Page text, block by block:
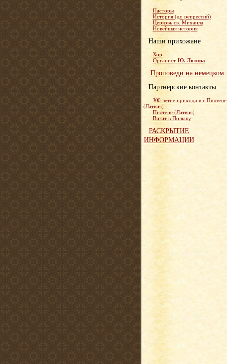
Пасторы
История (до репрессий)
Церковь св. Михаила
Новейшая история
Наши прихожане
Хор
Органист Ю. Лотова
Проповеди на немецком
Партнерские контакты
300-летие прихода в г.Пилтене
(Латвия)
Пилтене (Латвия)
Визит в Польшу
РАСКРЫТИЕ
ИНФОРМАЦИИ